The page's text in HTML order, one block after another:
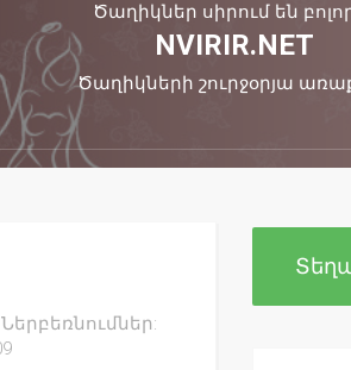
Ծաղիկներ սիրում են
NVIRIR.NET
Ծաղիկների շուրջօրյա
Ներբեռնումներ: